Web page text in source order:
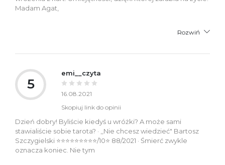
Madam Agat,
Rozwiń
5
emi__czyta
16.08.2021
Skopiuj link do opinii
Dzień dobry! Byliście kiedyś u wróżki? A może sami
stawialiście sobie tarota? · ,,Nie chcesz wiedzieć" Bartosz
Szczygielski ⭐⭐⭐⭐⭐⭐⭐⭐⭐/10⭐ 88/2021 · Śmierć zwykle
oznacza koniec. Nie tym